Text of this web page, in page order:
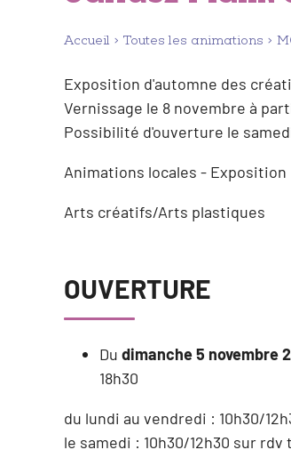
Accueil Toutes les animations
Exposition d'automne des
Vernissage le 8 novembre à
Possibilité d'ouverture le
Animations locales - Exposition
Arts créatifs/Arts plastiques
OUVERTURE
Du dimanche 5 novembre
18h30
du lundi au vendredi : 10h30/
le samedi : 10h30/12h30 sur rdv